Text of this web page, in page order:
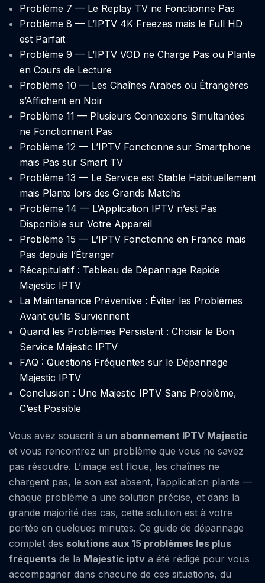
Problème 7 — Le Replay TV ne Fonctionne Pas
Problème 8 — L’IPTV 4K Freezes mais le Full HD
est Parfait
Problème 9 — L’IPTV VOD ne Charge Pas ou Plante
en Cours de Lecture
Problème 10 — Les Chaînes Arabes ou Étrangères
s’Affichent en Noir
Problème 11 — Plusieurs Connexions Simultanées
ne Fonctionnent Pas
Problème 12 — L’IPTV Fonctionne sur Smartphone
mais Pas sur Smart TV
Problème 13 — Le Service est Stable Habituellement
mais Plante lors des Grands Matchs
Problème 14 — L’Application IPTV n’est Pas
Disponible sur Votre Appareil
Problème 15 — L’IPTV Fonctionne en France mais
Pas depuis l’Étranger
Récapitulatif : Tableau de Dépannage Rapide
Majestic IPTV
La Maintenance Préventive : Éviter les Problèmes
Avant qu’ils Surviennent
Quand les Problèmes Persistent : Choisir le Bon
Service Majestic IPTV
FAQ : Questions Fréquentes sur le Dépannage
Majestic IPTV
Conclusion : Une Majestic IPTV Sans Problème,
C’est Possible
Vous avez souscrit à un abonnement IPTV Majestic
et vous rencontrez un problème que vous ne savez
pas résoudre. L’image est floue, les chaînes ne
chargent pas, le son est absent, l’application plante —
chaque problème a une solution précise, et dans la
grande majorité des cas, cette solution est à votre
portée en quelques minutes. Ce guide de dépannage
complet des solutions aux 15 problèmes les plus
fréquents de la Majestic iptv a été rédigé pour vous
accompagner dans chacune de ces situations, du